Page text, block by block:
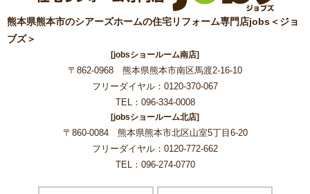
熊本県熊本市のシアーズホームの住宅リフォーム専門店jobs＜ジョ
ブズ＞
[jobsショールーム南店]
〒862-0968 熊本県熊本市南区馬渡2-16-10
フリーダイヤル：0120-370-067
TEL：096-334-0008
[jobsショールーム北店]
〒860-0084 熊本県熊本市北区山室5丁目6-20
フリーダイヤル：0120-772-662
TEL：096-274-0770